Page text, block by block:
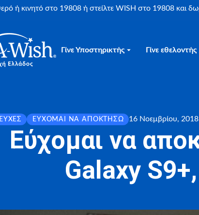
ή κινητό στο 19808 ή στείλτε WISH στο 19808 και
Γίνε Υποστηρικτής Γίνε εθελοντής
ΕΥΧΈΣ ΕΎΧΟΜΑΙ ΝΑ ΑΠΟΚΤΉΣΩ 16 Νοεμβρίου, 2018
Εύχομαι να
Galaxy